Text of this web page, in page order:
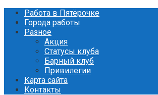
Перейти
контенту
Работа в Пятёрочке
Города работы
Разное
Акция
Статусы клуба
Барный клуб
Привилегии
Карта сайта
Контакты